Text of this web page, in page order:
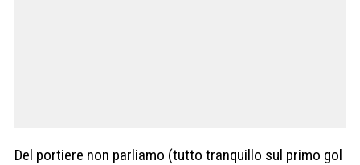
Del portiere non parliamo (tutto tranquillo sul primo gol